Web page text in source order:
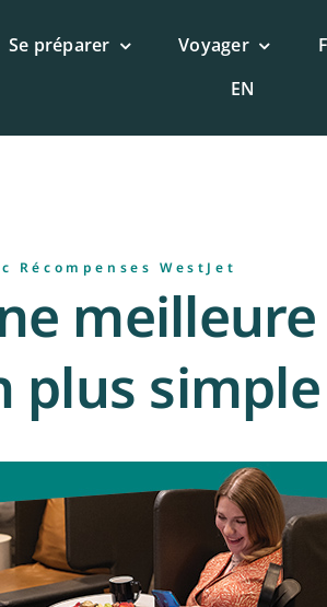
Se préparer Voyager
EN
Récompenses WestJet
plus